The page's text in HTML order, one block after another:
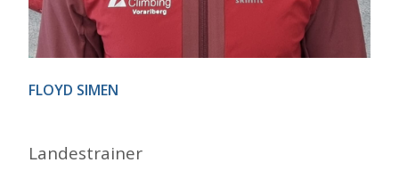
FLOYD SIMEN
Landestrainer